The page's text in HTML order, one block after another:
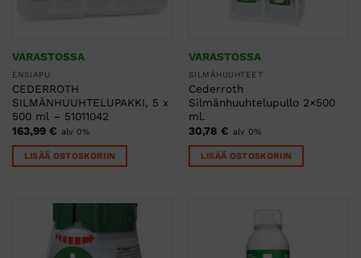
VARASTOSSA
ENSIAPU
CEDERROTH
SILMÄNHUUHTELUPAKKI, 5 x
500 ml – 51011042
163,99 € alv 0%
LISÄÄ OSTOSKORIIN
VARASTOSSA
SILMÄHUUHTEET
Cederroth
Silmänhuuhtelupullo 2×500
ml.
30,78 € alv 0%
LISÄÄ OSTOSKORIIN